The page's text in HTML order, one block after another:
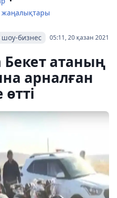
05:11, 20 қазан 2021
бизнес
атаның
арналған